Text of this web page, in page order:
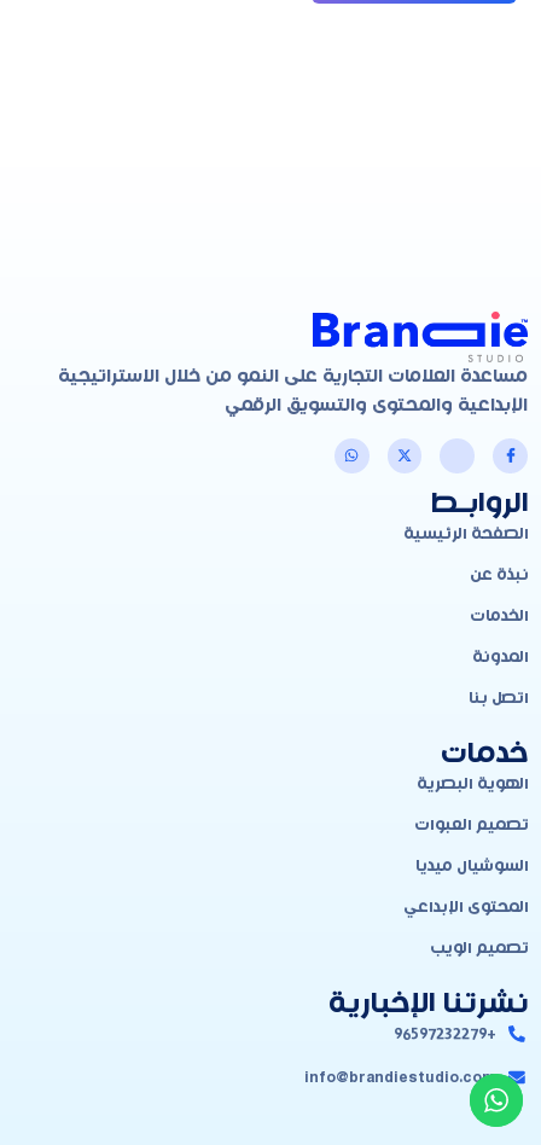
مساعدة العلامات التجارية على النمو من خلال الاستراتيجية
الإبداعية والمحتوى والتسويق الرقمي
الروابـط
الصفحة الرئيسية
نبذة عن
الخدمات
المدونة
اتصل بنا
خدمات
الهوية البصرية
تصميم العبوات
السوشيال ميديا
المحتوى الإبداعي
تصميم الويب
نشرتنا الإخبارية
+96597232279
info@brandiestudio.com